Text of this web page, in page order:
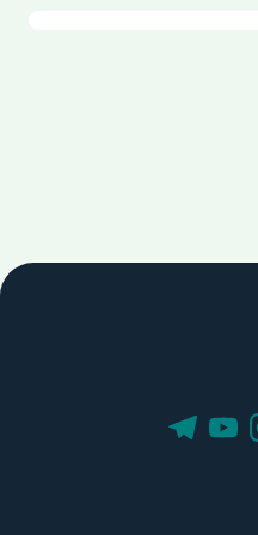
بالتمرير لأعلى